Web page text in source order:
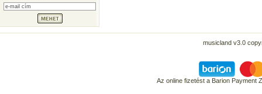
musicland v3.0
Az online fizetést a Barion Payment